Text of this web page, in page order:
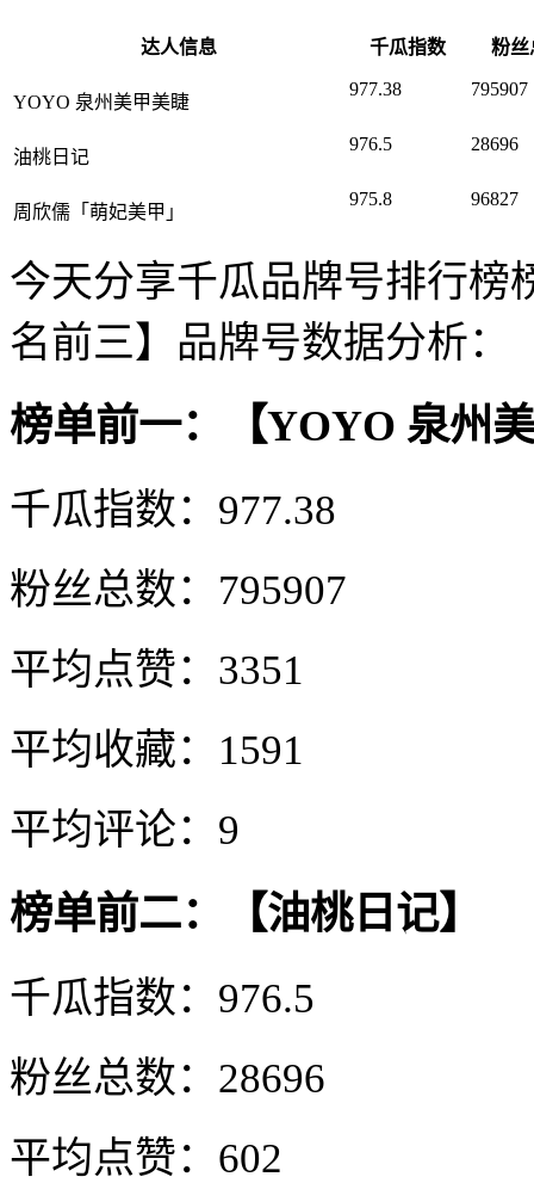
达人信息 千瓜指数 粉丝
YOYO 泉州美甲美睫
977.38 795907
油桃日记
976.5 28696
周欣儒「萌妃美甲」
975.8 96827
今天分享千瓜品牌号排行榜
名前三】品牌号数据分析：
榜单前一：【YOYO 泉州
千瓜指数：977.38
粉丝总数：795907
平均点赞：3351
平均收藏：1591
平均评论：9
榜单前二：【油桃日记】
千瓜指数：976.5
粉丝总数：28696
平均点赞：602